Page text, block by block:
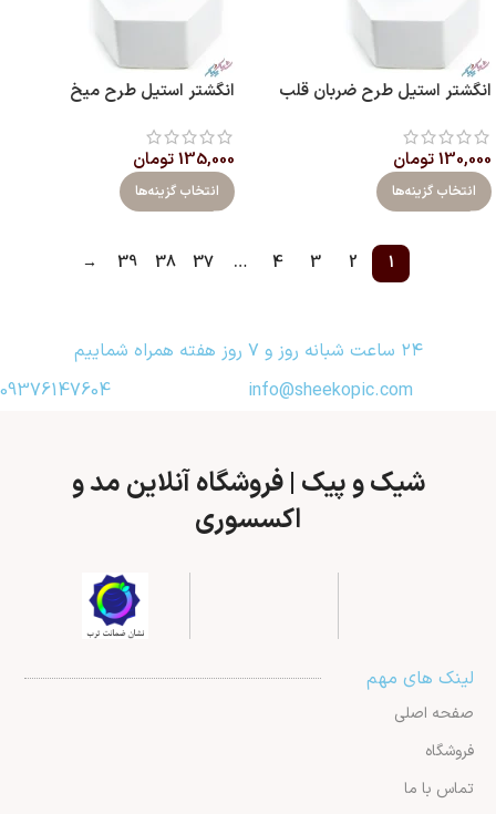
انگشتر استیل طرح ضربان قلب
130,000تومان
انتخاب گزینه‌ها
انگشتر استیل طرح میخ
135,000تومان
انتخاب گزینه‌ها
1
2
3
4
…
37
38
39
→
۲۴ ساعت شبانه روز و ۷ روز هفته همراه شماییم
info@sheekopic.com
09376147604
شیک و پیک | فروشگاه آنلاین مد و
اکسسوری
لینک های مهم
صفحه اصلی
فروشگاه
تماس با ما